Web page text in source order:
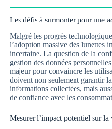
Les défis à surmonter pour une
Malgré les progrès
l’adoption massive des lunettes
incertaine. La question de la
gestion des données
majeur pour convaincre les
doivent non seulement garantir
informations collectées, mais
de confiance avec les
Mesurer l’impact potentiel sur la